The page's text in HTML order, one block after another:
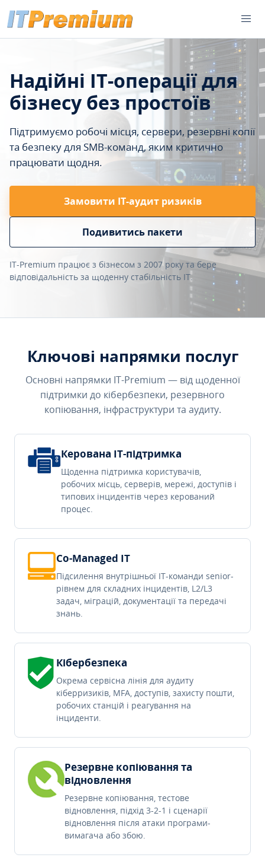
Надійні IT-операції для
бізнесу без простоїв
Підтримуємо робочі місця, сервери, резервні копії
та безпеку для SMB-команд, яким критично
працювати щодня.
Замовити ІТ-аудит ризиків
Подивитись пакети
IT-Premium працює з бізнесом з 2007 року та бере
відповідальність за щоденну стабільність IT.
Ключові напрямки послуг
Основні напрямки IT-Premium — від щоденної
підтримки до кібербезпеки, резервного
копіювання, інфраструктури та аудиту.
Керована IT-підтримка
Щоденна підтримка користувачів,
робочих місць, серверів, мережі, доступів і
типових інцидентів через керований
процес.
Co-Managed IT
Підсилення внутрішньої IT-команди senior-
рівнем для складних інцидентів, L2/L3
задач, міграцій, документації та передачі
знань.
Кібербезпека
Окрема сервісна лінія для аудиту
кіберризиків, MFA, доступів, захисту пошти,
робочих станцій і реагування на
інциденти.
Резервне копіювання та
відновлення
Резервне копіювання, тестове
відновлення, підхід 3-2-1 і сценарії
відновлення після атаки програми-
вимагача або збою.